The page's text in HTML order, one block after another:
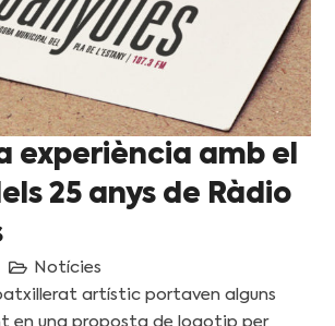
experiència amb el
25 anys de Ràdio
Notícies
artístic portaven alguns
en una proposta de logotip per